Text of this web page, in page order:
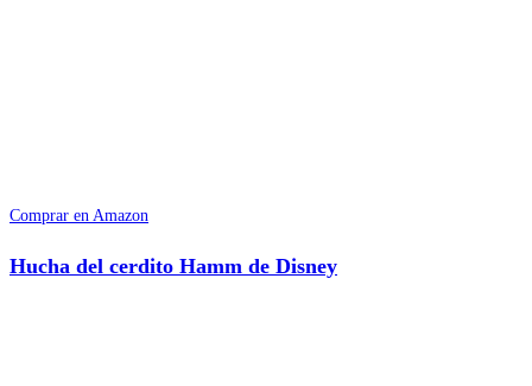
Comprar en Amazon
Hucha del cerdito Hamm de Disney